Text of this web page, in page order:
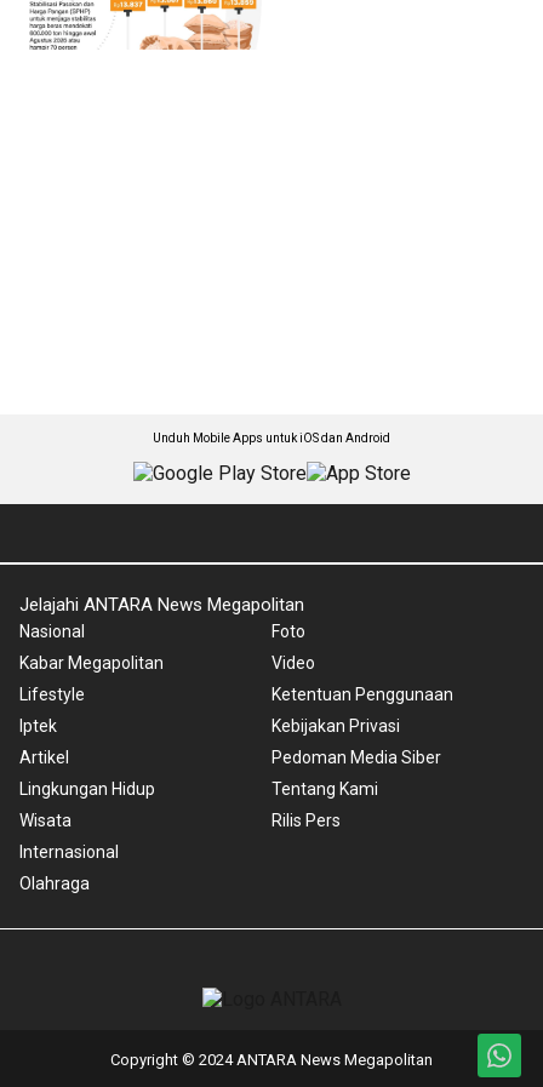
Unduh Mobile Apps untuk iOS dan Android
Jelajahi ANTARA News Megapolitan
Nasional
Kabar Megapolitan
Lifestyle
Iptek
Artikel
Lingkungan Hidup
Wisata
Internasional
Olahraga
Foto
Video
Ketentuan Penggunaan
Kebijakan Privasi
Pedoman Media Siber
Tentang Kami
Rilis Pers
Copyright © 2024 ANTARA News Megapolitan